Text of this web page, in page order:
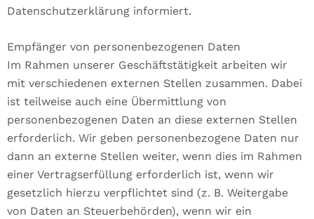
Datenschutzerklärung informiert.
Empfänger von personenbezogenen Daten
Im Rahmen unserer Geschäftstätigkeit arbeiten wir
mit verschiedenen externen Stellen zusammen. Dabei
ist teilweise auch eine Übermittlung von
personenbezogenen Daten an diese externen Stellen
erforderlich. Wir geben personenbezogene Daten nur
dann an externe Stellen weiter, wenn dies im Rahmen
einer Vertragserfüllung erforderlich ist, wenn wir
gesetzlich hierzu verpflichtet sind (z. B. Weitergabe
von Daten an Steuerbehörden), wenn wir ein